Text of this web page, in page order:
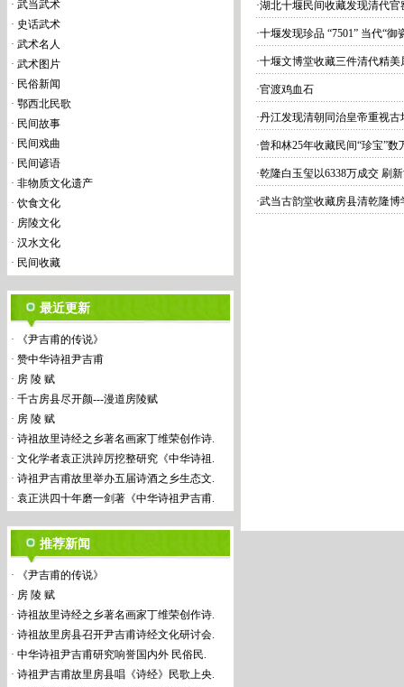
· 武当武术
· 史话武术
· 武术名人
· 武术图片
· 民俗新闻
· 鄂西北民歌
· 民间故事
· 民间戏曲
· 民间谚语
· 非物质文化遗产
· 饮食文化
· 房陵文化
· 汉水文化
· 民间收藏
最近更新
· 《尹吉甫的传说》
· 赞中华诗祖尹吉甫
· 房 陵 赋
· 千古房县尽开颜---漫道房陵赋
· 房 陵 赋
· 诗祖故里诗经之乡著名画家丁维荣创作诗.
· 文化学者袁正洪踔厉挖整研究《中华诗祖.
· 诗祖尹吉甫故里举办五届诗酒之乡生态文.
· 袁正洪四十年磨一剑著《中华诗祖尹吉甫.
推荐新闻
· 《尹吉甫的传说》
· 房 陵 赋
· 诗祖故里诗经之乡著名画家丁维荣创作诗.
· 诗祖故里房县召开尹吉甫诗经文化研讨会.
· 中华诗祖尹吉甫研究响誉国内外 民俗民.
· 诗祖尹吉甫故里房县唱《诗经》民歌上央.
·湖北十堰民间收藏发现清代
·十堰发现珍品 “7501” 当代“御
·十堰文博堂收藏三件清代精
·官渡鸡血石
·丹江发现清朝同治皇帝重视
·曾和林25年收藏民间“珍宝”数
·乾隆白玉玺以6338万成交 刷
·武当古韵堂收藏房县清乾隆